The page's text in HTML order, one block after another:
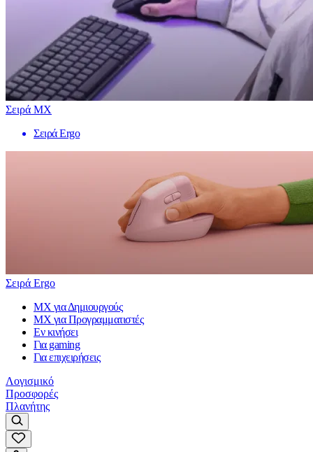
Σειρά MX
Σειρά Ergo
Σειρά Ergo
MX για Δημιουργούς
MX για Προγραμματιστές
Εν κινήσει
Για gaming
Για επιχειρήσεις
Λογισμικό
Προσφορές
Πλανήτης